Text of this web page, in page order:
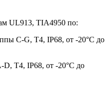
UL913, TIA4950 по:
C-G, T4, IP68, от -20°C до
D, T4, IP68, от -20°C до